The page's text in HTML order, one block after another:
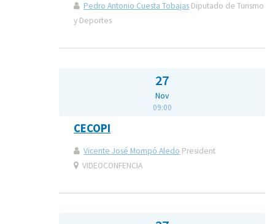
Pedro Antonio Cuesta Tobajas Diputado de Turismo
y Deportes
27
Nov
09:00
CECOPI
Vicente José Mompó Aledo President
VIDEOCONFENCIA